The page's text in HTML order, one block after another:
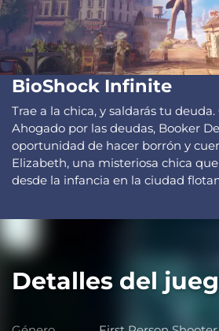
BioShock Infinite
Trae a la chica, y saldarás tu deuda.
Ahogado por las deudas, Booker
oportunidad de hacer borrón y
Elizabeth, una misteriosa chica
desde la infancia en la ciudad
Detalles del